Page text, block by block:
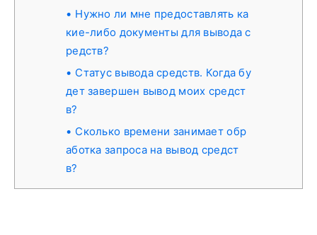
Нужно ли мне предоставлять ка
кие-либо документы для вывода с
редств?
Статус вывода средств. Когда бу
дет завершен вывод моих средст
в?
Сколько времени занимает обр
аботка запроса на вывод средст
в?